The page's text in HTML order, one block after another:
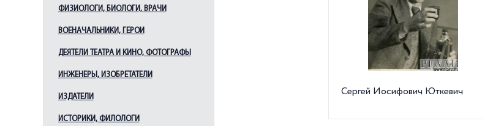
ФИЗИОЛОГИ, БИОЛОГИ, ВРАЧИ
ВОЕНАЧАЛЬНИКИ, ГЕРОИ
ДЕЯТЕЛИ ТЕАТРА И КИНО, ФОТОГРАФЫ
ИНЖЕНЕРЫ, ИЗОБРЕТАТЕЛИ
ИЗДАТЕЛИ
ИСТОРИКИ, ФИЛОЛОГИ
Сергей Иосифович Юткевич